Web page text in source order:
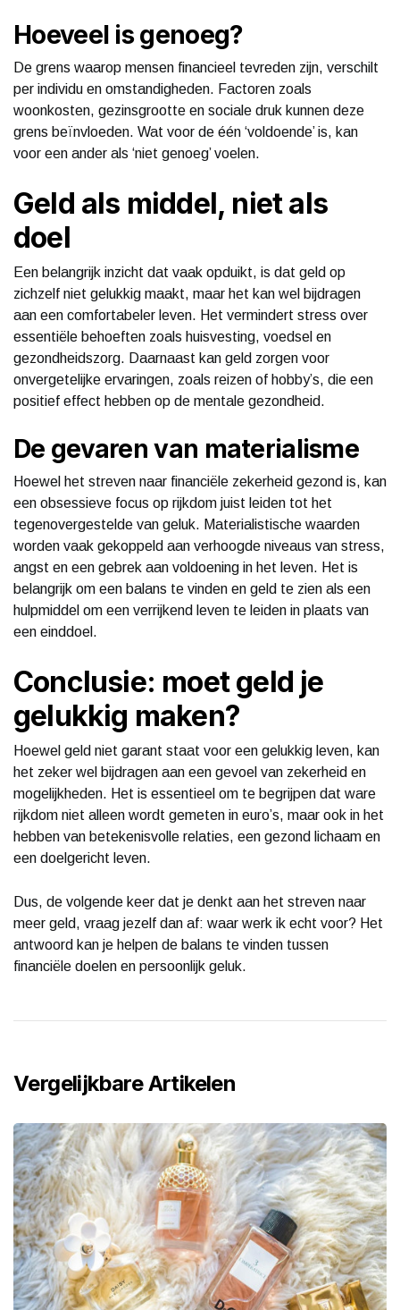
Hoeveel is genoeg?
De grens waarop mensen financieel tevreden zijn, verschilt
per individu en omstandigheden. Factoren zoals
woonkosten, gezinsgrootte en sociale druk kunnen deze
grens beïnvloeden. Wat voor de één ‘voldoende’ is, kan
voor een ander als ‘niet genoeg’ voelen.
Geld als middel, niet als
doel
Een belangrijk inzicht dat vaak opduikt, is dat geld op
zichzelf niet gelukkig maakt, maar het kan wel bijdragen
aan een comfortabeler leven. Het vermindert stress over
essentiële behoeften zoals huisvesting, voedsel en
gezondheidszorg. Daarnaast kan geld zorgen voor
onvergetelijke ervaringen, zoals reizen of hobby’s, die een
positief effect hebben op de mentale gezondheid.
De gevaren van materialisme
Hoewel het streven naar financiële zekerheid gezond is, kan
een obsessieve focus op rijkdom juist leiden tot het
tegenovergestelde van geluk. Materialistische waarden
worden vaak gekoppeld aan verhoogde niveaus van stress,
angst en een gebrek aan voldoening in het leven. Het is
belangrijk om een balans te vinden en geld te zien als een
hulpmiddel om een verrijkend leven te leiden in plaats van
een einddoel.
Conclusie: moet geld je
gelukkig maken?
Hoewel geld niet garant staat voor een gelukkig leven, kan
het zeker wel bijdragen aan een gevoel van zekerheid en
mogelijkheden. Het is essentieel om te begrijpen dat ware
rijkdom niet alleen wordt gemeten in euro’s, maar ook in het
hebben van betekenisvolle relaties, een gezond lichaam en
een doelgericht leven.
Dus, de volgende keer dat je denkt aan het streven naar
meer geld, vraag jezelf dan af: waar werk ik echt voor? Het
antwoord kan je helpen de balans te vinden tussen
financiële doelen en persoonlijk geluk.
Vergelijkbare Artikelen